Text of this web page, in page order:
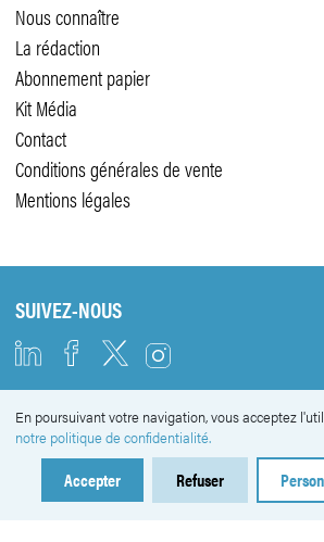
Nous connaître
La rédaction
Abonnement papier
Kit Média
Contact
Conditions générales de vente
Mentions légales
SUIVEZ-NOUS
NEWSLETTER
En poursuivant votre navigation, vous acceptez
notre politique de confidentialité.
Accepter Refuser